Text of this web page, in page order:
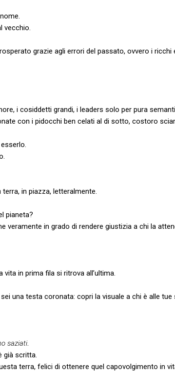
vecchio.
grazie agli errori del passato, ovvero i ricchi
i cosiddetti grandi, i leaders solo per pura
con i pidocchi ben celati al di sotto, costoro
terra, in piazza, letteralmente.
pianeta?
veramente in grado di rendere giustizia a chi la
in prima fila si ritrova all’ultima.
una testa coronata: copri la visuale a chi è alle tue
saziati.
già scritta.
terra, felici di ottenere quel capovolgimento in